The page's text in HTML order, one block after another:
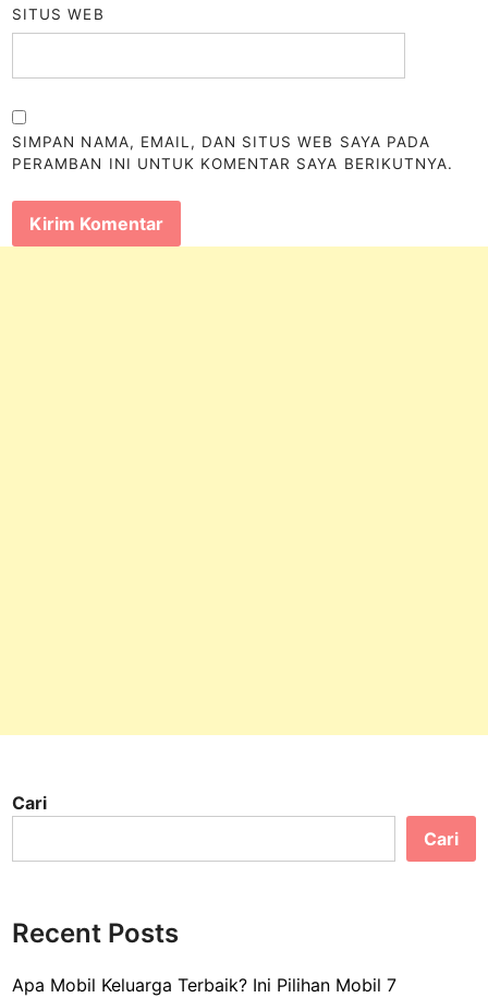
SITUS WEB
SIMPAN NAMA, EMAIL, DAN SITUS WEB SAYA PADA
PERAMBAN INI UNTUK KOMENTAR SAYA BERIKUTNYA.
Cari
Cari
Recent Posts
Apa Mobil Keluarga Terbaik? Ini Pilihan Mobil 7